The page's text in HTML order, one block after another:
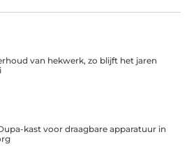
van hekwerk, zo blijft het jaren
kast voor draagbare apparatuur in